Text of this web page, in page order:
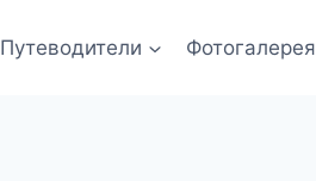
Путеводители Фотогалерея